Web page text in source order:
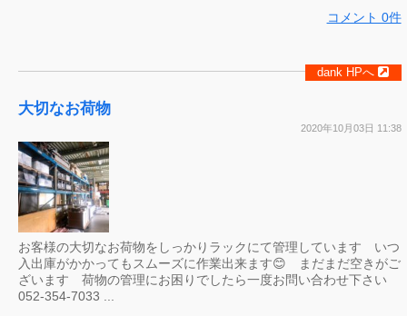
コメント 0件
大切なお荷物
dank HPへ
2020年10月03日 11:38
お客様の大切なお荷物をしっかりラックにて管理しています いつ
入出庫がかかってもスムーズに作業出来ます😊 まだまだ空きがご
ざいます 荷物の管理にお困りでしたら一度お問い合わせ下さい
052-354-7033 ...